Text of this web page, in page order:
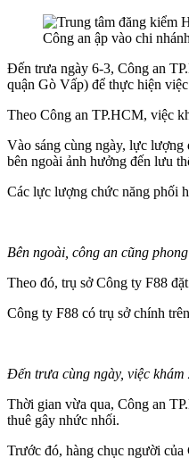
Công an ập vào chi
Đến trưa ngày 6-3, Công an
quận Gò Vấp) để thực hiện
Theo Công an TP.HCM, việc
Vào sáng cùng ngày, lực lượng
bên ngoài ảnh hưởng đến lưu
Các lực lượng chức năng phối
Bên ngoài, công an cũng
Theo đó, trụ sở Công ty F88
Công ty F88 có trụ sở chính
Đến trưa cùng ngày, việc
Thời gian vừa qua, Công an
thuê gây nhức nhối.
Trước đó, hàng chục người